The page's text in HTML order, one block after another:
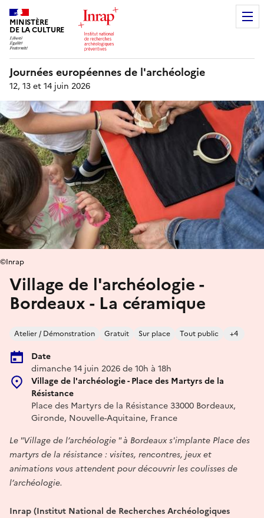
MINISTÈRE
DE LA CULTURE
Journées européennes de l'archéologie
12, 13 et 14 juin 2026
Village de l'archéologie -
Bordeaux - La céramique
Atelier / Démonstration Gratuit Sur place Tout public +4
Date
dimanche 14 juin 2026 de 10h à 18h
Village de l'archéologie - Place des Martyrs de la
Résistance
Place des Martyrs de la Résistance 33000 Bordeaux,
Gironde, Nouvelle-Aquitaine, France
©Inrap
Le "Village de l’archéologie " à Bordeaux s'implante Place des
martyrs de la résistance : visites, rencontres, jeux et
animations vous attendent pour découvrir les coulisses de
l’archéologie.
Inrap (Institut National de Recherches Archéologiques